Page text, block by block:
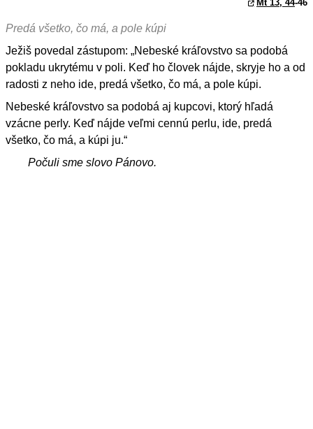
Mt 13, 44-46
Predá všetko, čo má, a pole kúpi
Ježiš povedal zástupom: „Nebeské kráľovstvo sa podobá
pokladu ukrytému v poli. Keď ho človek nájde, skryje ho a od
radosti z neho ide, predá všetko, čo má, a pole kúpi.
Nebeské kráľovstvo sa podobá aj kupcovi, ktorý hľadá
vzácne perly. Keď nájde veľmi cennú perlu, ide, predá
všetko, čo má, a kúpi ju.“
Počuli sme slovo Pánovo.